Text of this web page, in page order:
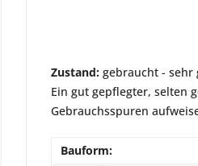
Zustand: gebraucht - sehr
Ein gut gepflegter, selten
Gebrauchsspuren
Bauform: